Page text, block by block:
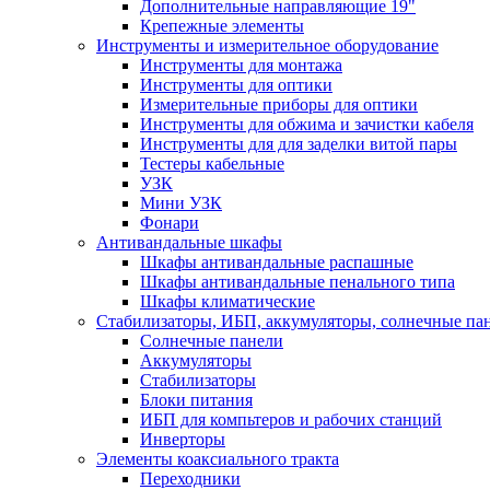
Дополнительные направляющие 19"
Крепежные элементы
Инструменты и измерительное оборудование
Инструменты для монтажа
Инструменты для оптики
Измерительные приборы для оптики
Инструменты для обжима и зачистки кабеля
Инструменты для для заделки витой пары
Тестеры кабельные
УЗК
Мини УЗК
Фонари
Антивандальные шкафы
Шкафы антивандальные распашные
Шкафы антивандальные пенального типа
Шкафы климатические
Стабилизаторы, ИБП, аккумуляторы, солнечные
Солнечные панели
Аккумуляторы
Стабилизаторы
Блоки питания
ИБП для компьтеров и рабочих станций
Инверторы
Элементы коаксиального тракта
Переходники